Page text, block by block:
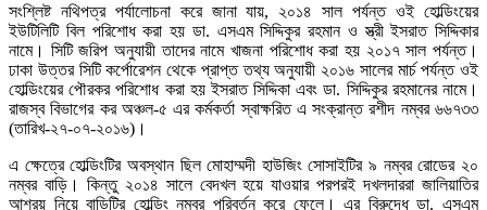
সংশ্লিষ্ট নথিপত্র পর্যালোচনা করে জানা যায়, ২০১৪ সাল পর্যন্ত ওই হোল্ডিংয়ের
ইউটিলিটি বিল পরিশোধ করা হয় ডা. এসএম সিদ্দিকুর রহমান ও স্ত্রী ইসরাত সিদ্দিকার
নামে। সিটি জরিপ অনুযায়ী তাদের নামে খাজনা পরিশোধ করা হয় ২০১৭ সাল পর্যন্ত।
ঢাকা উত্তর সিটি কর্পোরেশন থেকে প্রাপ্ত তথ্য অনুযায়ী ২০১৬ সালের মার্চ পর্যন্ত ওই
হোল্ডিংয়ের পৌরকর পরিশোধ করা হয় ইসরাত সিদ্দিকা এবং ডা. সিদ্দিকুর রহমানের নামে।
রাজস্ব বিভাগের কর অঞ্চল-৫ এর কর্মকর্তা স্বাক্ষরিত এ সংক্রান্ত রশীদ নম্বর ৬৬৭৩৩
(তারিখ-২৭-০৭-২০১৬)।
এ ক্ষেত্রে হোল্ডিংটির অবস্থান ছিল মোহাম্মদী হাউজিং সোসাইটির ৯ নম্বর রোডের ২০
নম্বর বাড়ি। কিন্তু ২০১৪ সালে বেদখল হয়ে যাওয়ার পরপরই দখলদাররা জালিয়াতির
আশ্রয় নিয়ে বাড়িটির হোল্ডিং নম্বর পরিবর্তন করে ফেলে। এর বিরুদ্ধে ডা. এসএম